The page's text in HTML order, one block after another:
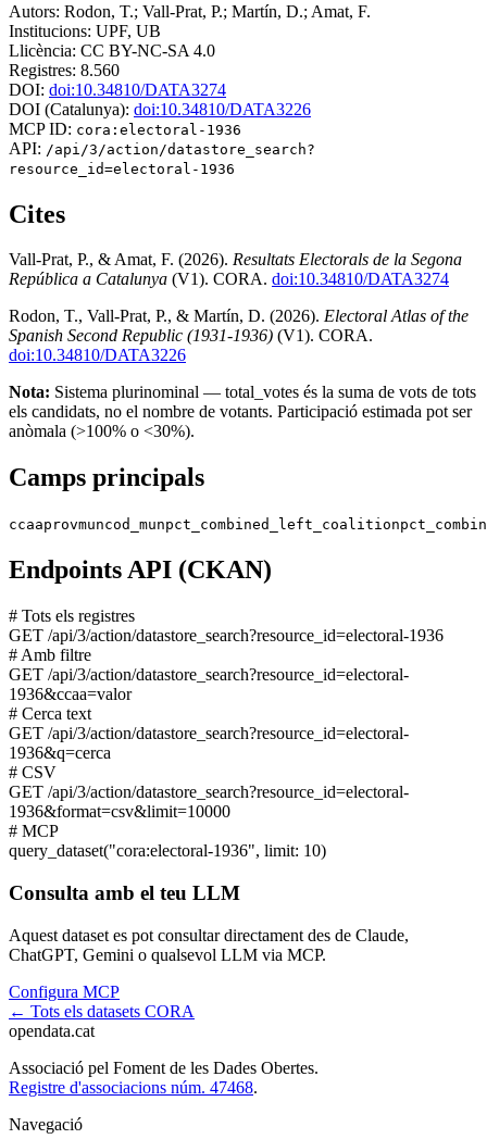
Autors: Rodon, T.; Vall-Prat, P.; Martín, D.; Amat, F.
Institucions: UPF, UB
Llicència: CC BY-NC-SA 4.0
Registres: 8.560
DOI: doi:10.34810/DATA3274
DOI (Catalunya): doi:10.34810/DATA3226
MCP ID: cora:electoral-1936
API: /api/3/action/datastore_search?
resource_id=electoral-1936
Cites
Vall-Prat, P., & Amat, F. (2026). Resultats Electorals de la Segona
República a Catalunya (V1). CORA. doi:10.34810/DATA3274
Rodon, T., Vall-Prat, P., & Martín, D. (2026). Electoral Atlas of the
Spanish Second Republic (1931-1936) (V1). CORA.
doi:10.34810/DATA3226
Nota: Sistema plurinominal — total_votes és la suma de vots de tots
els candidats, no el nombre de votants. Participació estimada pot ser
anòmala (>100% o <30%).
Camps principals
ccaaprovmuncod_munpct_combined_left_coalition
Endpoints API (CKAN)
# Tots els registres
GET /api/3/action/datastore_search?resource_id=electoral-1936
# Amb filtre
GET /api/3/action/datastore_search?resource_id=electoral-
1936&ccaa=valor
# Cerca text
GET /api/3/action/datastore_search?resource_id=electoral-
1936&q=cerca
# CSV
GET /api/3/action/datastore_search?resource_id=electoral-
1936&format=csv&limit=10000
# MCP
query_dataset("cora:electoral-1936", limit: 10)
Consulta amb el teu LLM
Aquest dataset es pot consultar directament des de Claude,
ChatGPT, Gemini o qualsevol LLM via MCP.
Configura MCP
← Tots els datasets CORA
opendata.cat
Associació pel Foment de les Dades Obertes.
Registre d'associacions núm. 47468.
Navegació